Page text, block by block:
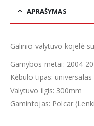
APRAŠYMAS
Galinio valytuvo kojelė
Gamybos metai: 2004-
Kėbulo tipas: universalas
Valytuvo ilgis: 300mm
Gamintojas: Polcar